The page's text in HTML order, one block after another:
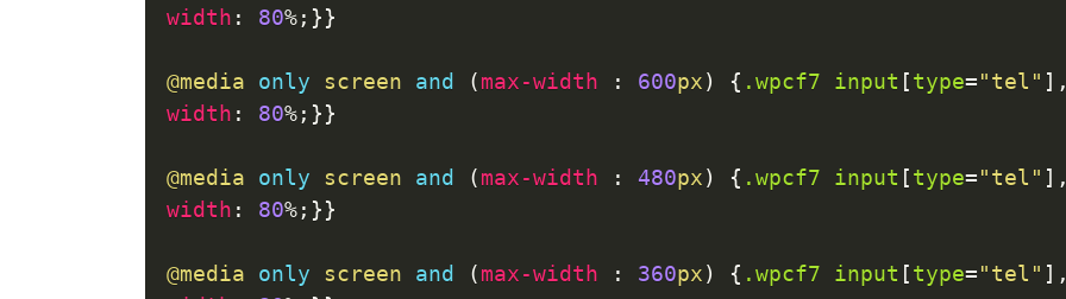
width : 80%; }}
@media only screen and (max-width : 600px) { .wpcf7 input [type="tel" ] ,
width : 80%; }}
@media only screen and (max-width : 480px) { .wpcf7 input [type="tel" ] ,
width : 80%; }}
@media only screen and (max-width : 360px) { .wpcf7 input [type="tel" ] ,